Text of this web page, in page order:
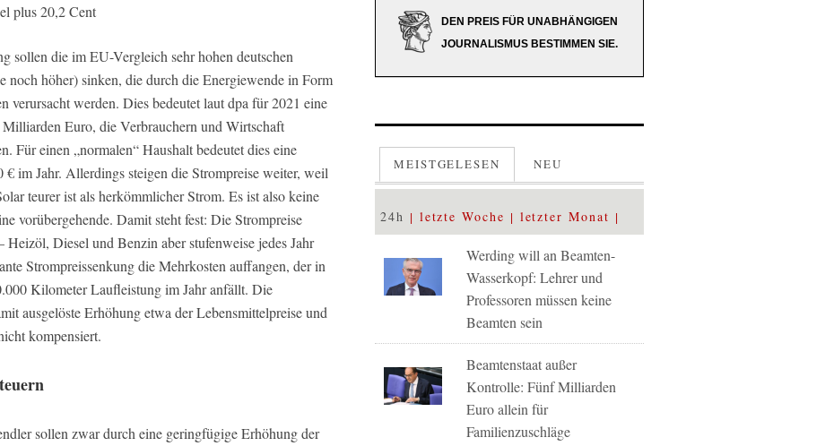
plus 20,2 Cent
sollen die im EU-Vergleich sehr hohen deutschen
noch höher) sinken, die durch die Energiewende in Form
verursacht werden. Dies bedeutet laut dpa für 2021 eine
Euro, die Verbrauchern und Wirtschaft
Für einen „normalen“ Haushalt bedeutet dies eine
im Jahr. Allerdings steigen die Strompreise weiter, weil
teurer ist als herkömmlicher Strom. Es ist also keine
vorübergehende. Damit steht fest: Die Strompreise
Diesel und Benzin aber stufenweise jedes Jahr
Strompreissenkung die Mehrkosten auffangen, der in
Kilometer Laufleistung im Jahr anfällt. Die
ausgelöste Erhöhung etwa der Lebensmittelpreise und
kompensiert.
sollen zwar durch eine geringfügige Erhöhung der
DEN PREIS FÜR UNABHÄNGIGEN
JOURNALISMUS BESTIMMEN SIE.
MEISTGELESEN NEU
24h letzte Woche letzter Monat
Werding will an Beamten-
Wasserkopf: Lehrer und
Professoren müssen keine
Beamten sein
Beamtenstaat außer
Kontrolle: Fünf Milliarden
Euro allein für
Familienzuschläge